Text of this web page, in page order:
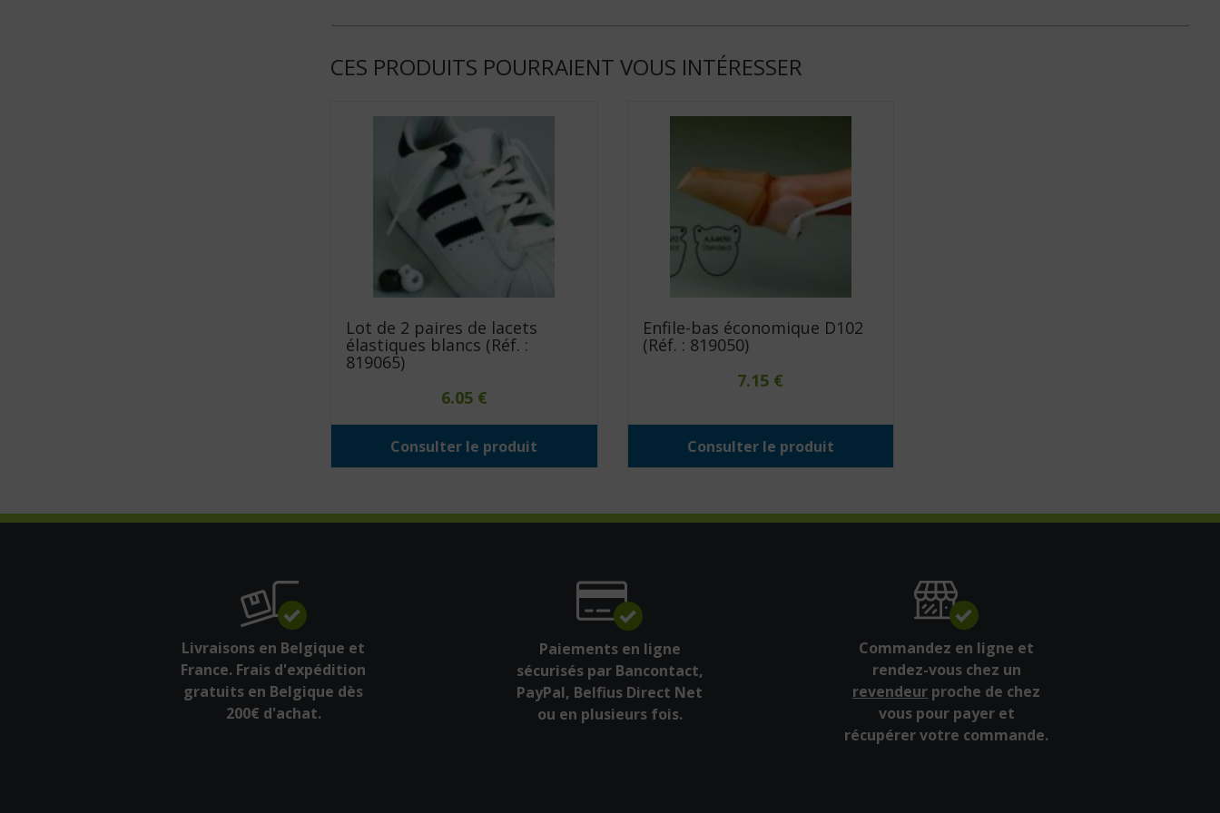
CES PRODUITS POURRAIENT VOUS INTÉRESSER
Lot de 2 paires de lacets
élastiques blancs (Réf. :
819065)
6.05 €
Consulter le produit
Enfile-bas économique D102
(Réf. : 819050)
7.15 €
Consulter le produit
Livraisons en Belgique et
France. Frais d'expédition
gratuits en Belgique dès
200€ d'achat.
Paiements en ligne
sécurisés par Bancontact,
PayPal, Belfius Direct Net
ou en plusieurs fois.
Commandez en ligne et
rendez-vous chez un
revendeur proche de chez
vous pour payer et
récupérer votre commande.